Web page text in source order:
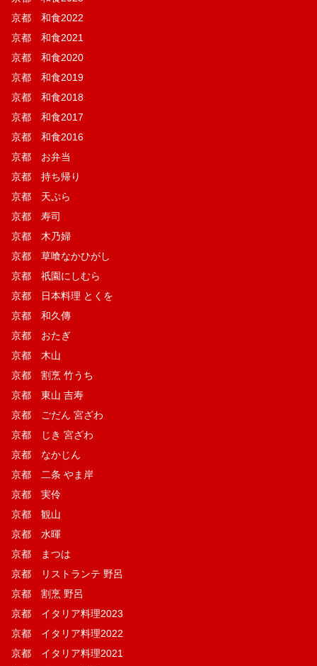
京都 和食2022
京都 和食2021
京都 和食2020
京都 和食2019
京都 和食2018
京都 和食2017
京都 和食2016
京都 お弁当
京都 持ち帰り
京都 天ぷら
京都 寿司
京都 木乃婦
京都 草喰なかひがし
京都 祇園にしむら
京都 日本料理 とくを
京都 和久傳
京都 おたぎ
京都 木山
京都 割烹 竹うち
京都 東山 吉寿
京都 ごだん 宮ざわ
京都 じき 宮ざわ
京都 なかじん
京都 二条 やま岸
京都 実伶
京都 観山
京都 水暉
京都 まつは
京都 リストランテ 野呂
京都 割烹 野呂
京都 イタリア料理2023
京都 イタリア料理2022
京都 イタリア料理2021